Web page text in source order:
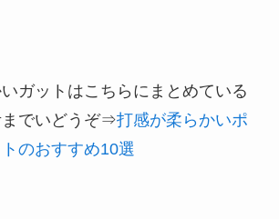
ガットはこちらにまとめている
でいどうぞ⇒打感が柔らかいポ
のおすすめ10選